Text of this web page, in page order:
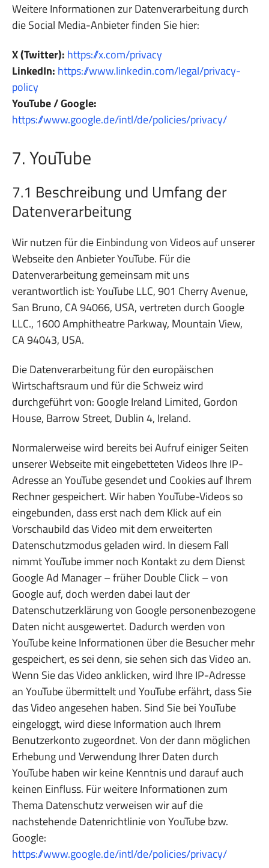
Weitere Informationen zur Datenverarbeitung durch
die Social Media-Anbieter finden Sie hier:
X (Twitter): https://x.com/privacy
LinkedIn: https://www.linkedin.com/legal/privacy-
policy
YouTube / Google:
https://www.google.de/intl/de/policies/privacy/
7. YouTube
7.1 Beschreibung und Umfang der
Datenverarbeitung
Wir nutzen für die Einbindung von Videos auf unserer
Webseite den Anbieter YouTube. Für die
Datenverarbeitung gemeinsam mit uns
verantwortlich ist: YouTube LLC, 901 Cherry Avenue,
San Bruno, CA 94066, USA, vertreten durch Google
LLC., 1600 Amphitheatre Parkway, Mountain View,
CA 94043, USA.
Die Datenverarbeitung für den europäischen
Wirtschaftsraum und für die Schweiz wird
durchgeführt von: Google Ireland Limited, Gordon
House, Barrow Street, Dublin 4, Ireland.
Normalerweise wird bereits bei Aufruf einiger Seiten
unserer Webseite mit eingebetteten Videos Ihre IP-
Adresse an YouTube gesendet und Cookies auf Ihrem
Rechner gespeichert. Wir haben YouTube-Videos so
eingebunden, dass erst nach dem Klick auf ein
Vorschaubild das Video mit dem erweiterten
Datenschutzmodus geladen wird. In diesem Fall
nimmt YouTube immer noch Kontakt zu dem Dienst
Google Ad Manager – früher Double Click – von
Google auf, doch werden dabei laut der
Datenschutzerklärung von Google personenbezogene
Daten nicht ausgewertet. Dadurch werden von
YouTube keine Informationen über die Besucher mehr
gespeichert, es sei denn, sie sehen sich das Video an.
Wenn Sie das Video anklicken, wird Ihre IP-Adresse
an YouTube übermittelt und YouTube erfährt, dass Sie
das Video angesehen haben. Sind Sie bei YouTube
eingeloggt, wird diese Information auch Ihrem
Benutzerkonto zugeordnet. Von der dann möglichen
Erhebung und Verwendung Ihrer Daten durch
YouTube haben wir keine Kenntnis und darauf auch
keinen Einfluss. Für weitere Informationen zum
Thema Datenschutz verweisen wir auf die
nachstehende Datenrichtlinie von YouTube bzw.
Google:
https://www.google.de/intl/de/policies/privacy/